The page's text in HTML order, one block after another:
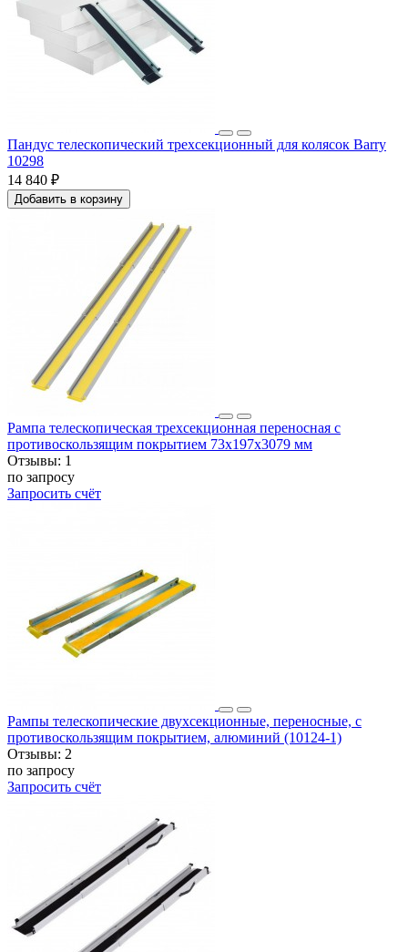
Пандус телескопический трехсекционный для колясок Barry
10298
14 840 ₽
Добавить в корзину
Рампа телескопическая трехсекционная переносная с
противоскользящим покрытием 73x197x3079 мм
Отзывы: 1
по запросу
Запросить счёт
Рампы телескопические двухсекционные, переносные, с
противоскользящим покрытием, алюминий (10124-1)
Отзывы: 2
по запросу
Запросить счёт